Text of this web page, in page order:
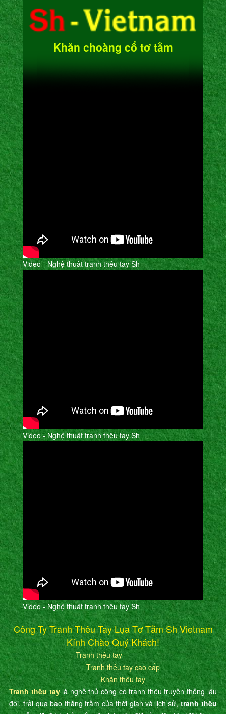
Khăn choàng cổ tơ tằm
Video - Nghệ thuât tranh thêu tay Sh
Video - Nghệ thuât tranh thêu tay Sh
Video - Nghệ thuât tranh thêu tay Sh
Công Ty Tranh Thêu Tay Lụa Tơ Tằm Sh Vietnam
Kính Chào Quý Khách!
Tranh thêu tay
Tranh thêu tay cao cấp
Khăn thêu tay
Tranh thêu taylà nghề thủ công có tranh thêu truyền thống lâu
đời, trải qua bao thăng trầm của thời gian và lịch sử,tranh thêu